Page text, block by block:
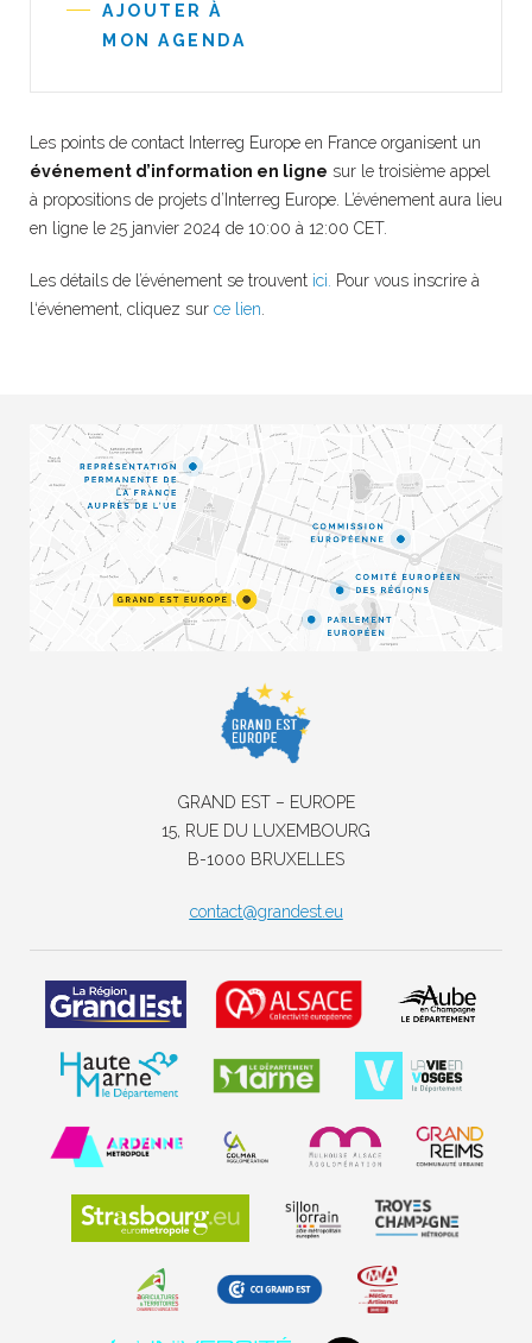
AJOUTER À
MON AGENDA
Les points de contact Interreg Europe en France organisent un
événement d’information en ligne sur le troisième appel
à propositions de projets d’Interreg Europe.
L’événement aura lieu
en ligne le 25 janvier 2024 de 10:00 à 12:00 CET.
Les détails de l’événement se trouvent ici. Pour vous inscrire à
‘événement, cliquez sur ce lien
GRAND EST – EUROPE
15, RUE DU LUXEMBOURG
B-1000 BRUXELLES
contact@grandest.eu